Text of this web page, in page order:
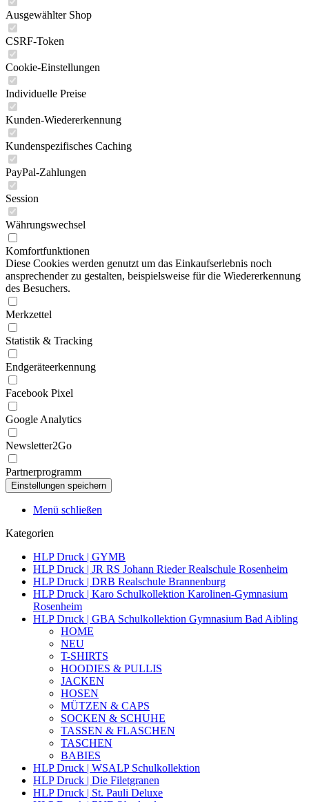
Ausgewählter Shop
CSRF-Token
Cookie-Einstellungen
Individuelle Preise
Kunden-Wiedererkennung
Kundenspezifisches Caching
PayPal-Zahlungen
Session
Währungswechsel
Komfortfunktionen
Diese Cookies werden genutzt um das Einkaufserlebnis noch
ansprechender zu gestalten, beispielsweise für die Wiedererkennung
des Besuchers.
Merkzettel
Statistik & Tracking
Endgeräteerkennung
Facebook Pixel
Google Analytics
Newsletter2Go
Partnerprogramm
Menü schließen
Kategorien
HLP Druck | GYMB
HLP Druck | JR RS Johann Rieder Realschule Rosenheim
HLP Druck | DRB Realschule Brannenburg
HLP Druck | Karo Schulkollektion Karolinen-Gymnasium
Rosenheim
HLP Druck | GBA Schulkollektion Gymnasium Bad Aibling
HOME
NEU
T-SHIRTS
HOODIES & PULLIS
JACKEN
HOSEN
MÜTZEN & CAPS
SOCKEN & SCHUHE
TASSEN & FLASCHEN
TASCHEN
BABIES
HLP Druck | WSALP Schulkollektion
HLP Druck | Die Filetgranen
HLP Druck | St. Pauli Deluxe